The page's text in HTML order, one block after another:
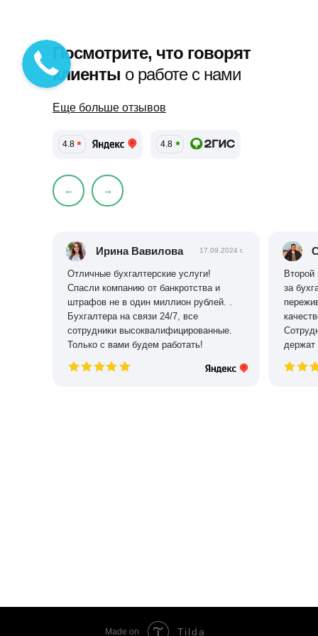
Еще больше отзывов
4.8 4.8
Посмотрите, что говорят
клиенты о работе с нами
← →
Отличные бухгалтерские услуги!
Спасли компанию от банкротства и
штрафов не в один миллион рублей. .
Бухгалтера на связи 24/7, все
сотрудники высоквалифицированные.
Только с вами будем работать!
Ирина Вавилова 17.09.2024 г.
за
держат
Made on Tilda